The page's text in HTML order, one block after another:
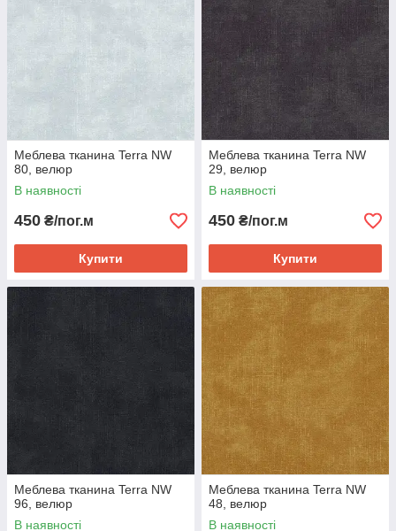
Меблева тканина Terra NW
80, велюр
В наявності
450 ₴/пог.м
Купити
Меблева тканина Terra NW
29, велюр
В наявності
450 ₴/пог.м
Купити
Меблева тканина Terra NW
96, велюр
В наявності
Меблева тканина Terra NW
48, велюр
В наявності